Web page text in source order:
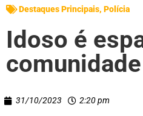
Destaques Principais, Polícia
Idoso é
31/10/2023 2:20 pm